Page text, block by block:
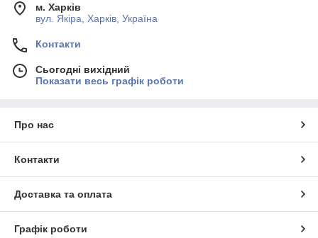
м. Харків
вул. Якіра, Харків, Україна
Контакти
Сьогодні вихідний
Показати весь графік роботи
Про нас
Контакти
Доставка та оплата
Графік роботи